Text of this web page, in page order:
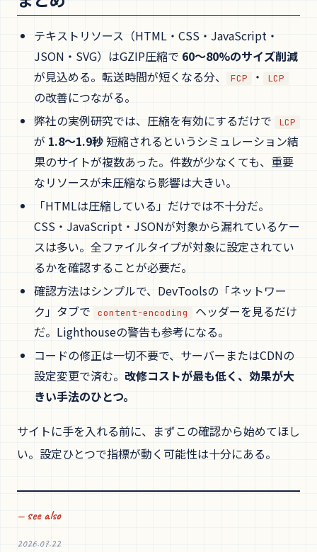
テキストリソース（HTML・CSS・JavaScript・
JSON・SVG）はGZIP圧縮で 60〜80%のサイズ削減
が見込める。転送時間が短くなる分、
FCP ・ LCP
の改善につながる。
弊社の実例研究では、圧縮を有効にするだけで
LCP
が 1.8〜1.9秒 短縮されるというシミュレーション結
果のサイトが複数あった。件数が少なくても、重要
なリソースが未圧縮なら影響は大きい。
「HTMLは圧縮している」だけでは不十分だ。
CSS・JavaScript・JSONが対象から漏れているケー
スは多い。全ファイルタイプが対象に設定されてい
るかを確認することが必要だ。
確認方法はシンプルで、DevToolsの「ネットワー
ク」タブで
content-encoding
ヘッダーを見るだけ
だ。Lighthouseの警告も参考になる。
コードの修正は一切不要で、サーバーまたはCDNの
設定変更で済む。 改修コストが最も低く、効果が大
きい手法のひとつ。
サイトに手を入れる前に、まずこの確認から始めてほし
い。設定ひとつで指標が動く可能性は十分にある。
— see also
2026.07.22